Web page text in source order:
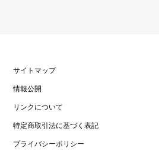
サイトマップ
情報公開
リンクについて
特定商取引法に基づく表記
プライバシーポリシー